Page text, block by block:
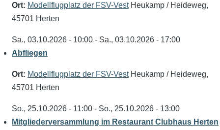
Ort: Modellflugplatz der FSV-VestHeukamp / Heideweg,
45701 Herten
Sa., 03.10.2026 - 10:00 - Sa., 03.10.2026 - 17:00
Abfliegen
Ort: Modellflugplatz der FSV-VestHeukamp / Heideweg,
45701 Herten
So., 25.10.2026 - 11:00 - So., 25.10.2026 - 13:00
Mitgliederversammlung im Restaurant Clubhaus Herten